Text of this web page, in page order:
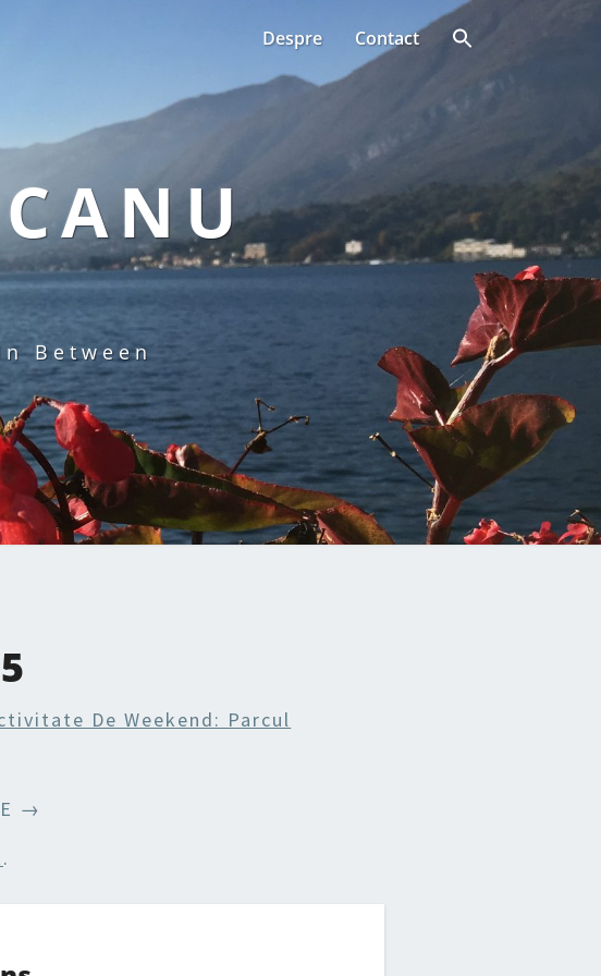
Despre Contact
Between
De Weekend: Parcul
→
.